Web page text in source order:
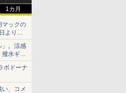
1カ月
マックの
より
」。涼感
撥水ギア
ボドーナ
い、コメ